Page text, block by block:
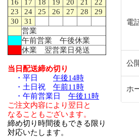
16
17 18 19 20 21
22
23
24 25 26 27 28
29
30
31
営業
午前営業 午後休業
休業 翌営業日発送
当日配送締め切り
・平日 午後14時
・土日祝 午前11時
・午前営業日 午後11時
ご注文内容により翌日と
なることもございます。
締め切り時間後もできる限り
対応いたします。
電
公
ホ